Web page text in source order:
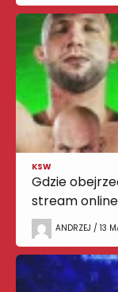
KSW
Gdzie
stream online
ANDRZEJ / 13